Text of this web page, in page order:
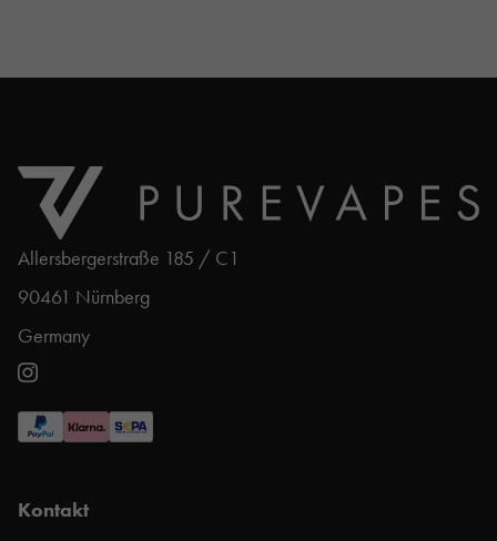
Allersbergerstraße 185 / C1
90461 Nürnberg
Germany
Kontakt